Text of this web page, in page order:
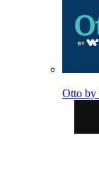
Otto by